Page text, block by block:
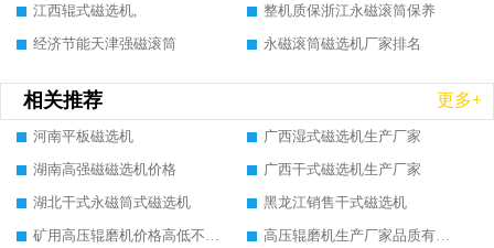
江西辊式磁选机,
整机质保浙江永磁滚筒保养
经济节能天津强磁滚筒
永磁滚筒磁选机厂家排名
相关推荐 更多+
河南平板磁选机
广西湿式磁选机生产厂家
湖南高强磁磁选机价格
广西干式磁选机生产厂家
湖北干式永磁筒式磁选机
黑龙江销售干式磁选机
矿用高压辊磨机价格高低不同的原因
高压辊磨机生产厂家品质有保证